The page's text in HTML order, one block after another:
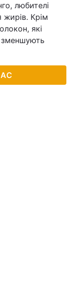
любителі
Крім
які
зменшують